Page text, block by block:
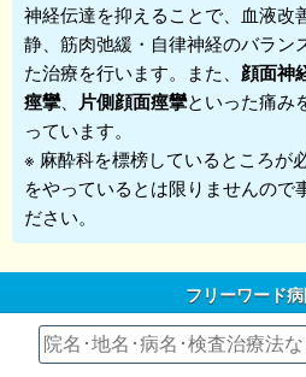
神経伝達を抑えることで、血液改
静、筋肉弛緩・自律神経のバラン
た治療を行います。また、 顔面神
痙攣、 片側顔面痙攣といった痛み
っています。
※ 麻酔科を標榜しているところが
をやっているとは限りませんので
ださい。
フリーワード